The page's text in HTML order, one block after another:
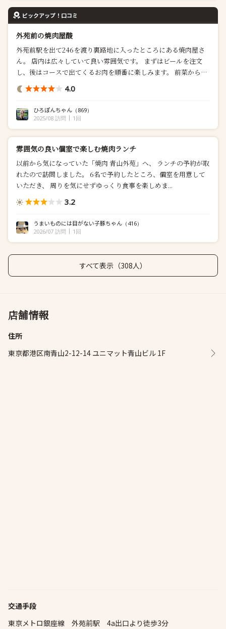
ピックアップ！口コミ
外苑前の焼肉屋酸
外苑前駅を出て246を渡り裏路地に入ったところにある焼肉屋さ
ん。 店内は広々していて良い雰囲気です。 まずはビールを注文
し、後はコースで出てくるお肉を順番に楽しみます。 前菜から小
鉢どれも美味しくて、お肉への期待感も高まります。お酒も進み
ました。 わさびやお塩でサッパリと頂くお肉とサ...
4.0
ひろぽんちゃん （869）
2025/08 訪問
1回
雰囲気の良い個室で楽しむ焼肉ランチ
以前から気になっていた「焼肉 青山外苑」へ、 ランチの予約が取
れたので訪問しました。 6名で予約したところ、個室を用意して
いただき、 周りを気にせずゆっくり食事を楽しめま...
3.2
うまいものには目がない子豚ちゃん （416）
2026/07 訪問
1回
すべて表示（308人）
店舗情報
住所
東京都港区南青山2-12-14 ユニマット青山ビル 1F
交通手段
東京メトロ銀座線 外苑前駅 4a出口より徒歩3分